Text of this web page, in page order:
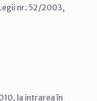
nr. 52/2003,
la intrarea în